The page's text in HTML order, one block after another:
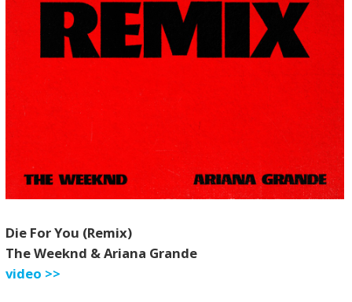
Die For You (Remix)
The Weeknd & Ariana Grande
video >>